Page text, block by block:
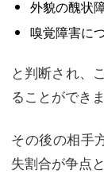
外貌の醜状
嗅覚障害に
と判断され、
ることができ
その後の相手
失割合が争点